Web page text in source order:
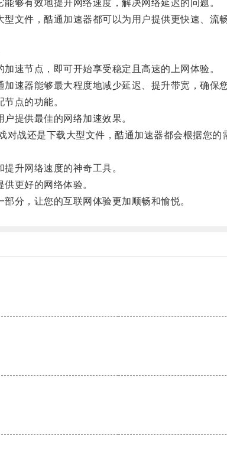
有效地提升网络速度，解决网络延迟的问题。
件，酷通加速器都可以为用户提供更快速、流畅
节点，即可开始享受稳定且高速的上网体验。
器能够最大程度地减少延迟、提升带宽，确保
点的功能。
提供最佳的网络加速效果。
战还是下载大型文件，酷通加速器都会根据您的
升网络速度的神奇工具。
更好的网络体验。
，让您的互联网体验更加顺畅和愉悦。